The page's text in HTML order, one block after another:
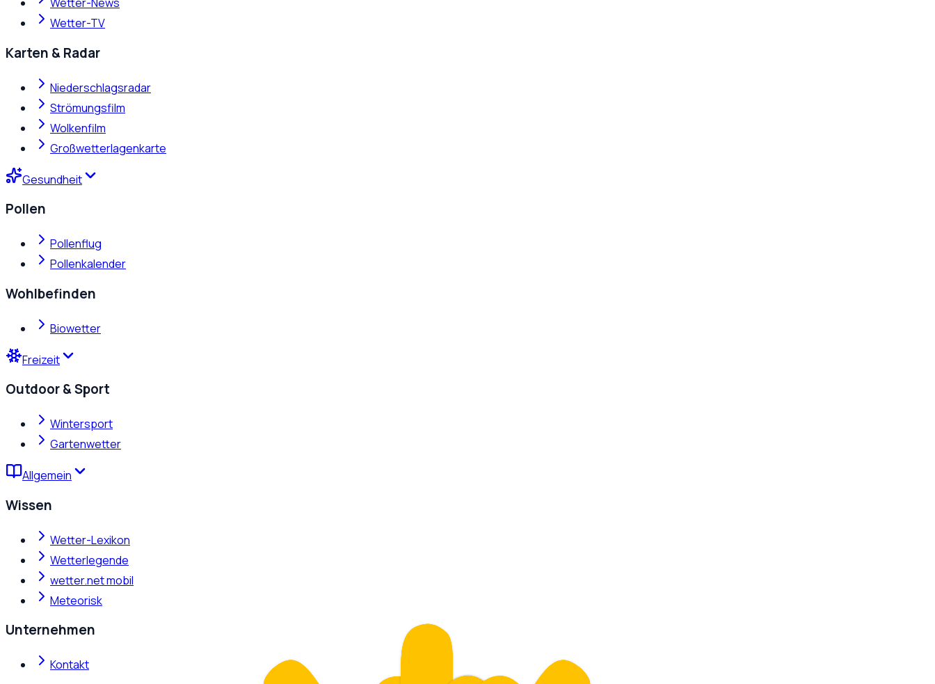
Wetter-TV
Karten & Radar
Niederschlagsradar
Strömungsfilm
Wolkenfilm
Großwetterlagenkarte
Gesundheit
Pollen
Pollenflug
Pollenkalender
Wohlbefinden
Biowetter
Freizeit
Outdoor & Sport
Wintersport
Gartenwetter
Allgemein
Wissen
Wetter-Lexikon
Wetterlegende
wetter.net mobil
Meteorisk
Unternehmen
Kontakt